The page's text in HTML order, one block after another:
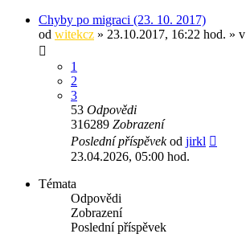
Chyby po migraci (23. 10. 2017)
od witekcz » 23.10.2017, 16:22 hod. » v
1
2
3
53 Odpovědi
316289 Zobrazení
Poslední příspěvekod jirkl
23.04.2026, 05:00 hod.
Témata
Odpovědi
Zobrazení
Poslední příspěvek